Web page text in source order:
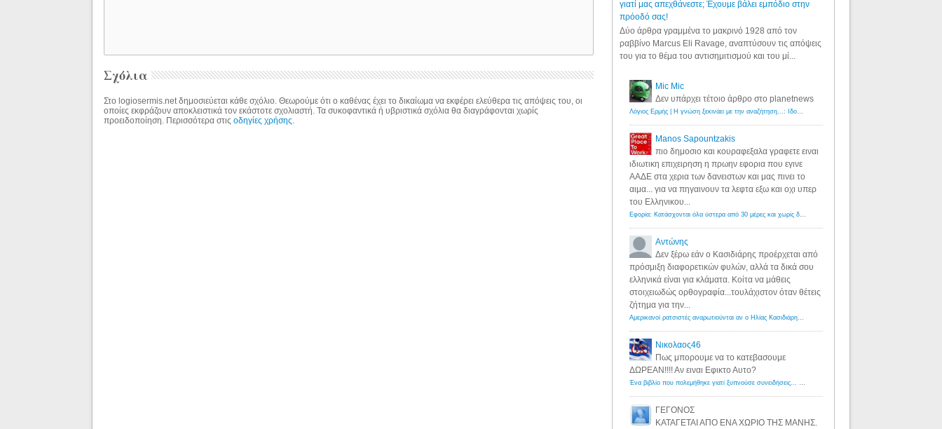
Σχόλια
Στο logiosermis.net δημοσιεύεται κάθε σχόλιο. Θεωρούμε ότι ο καθένας έχει το δικαίωμα να εκφέρει ελεύθερα τις απόψεις του, οι
οποίες εκφράζουν αποκλειστικά τον εκάστοτε σχολιαστή. Τα συκοφαντικά ή υβριστικά σχόλια θα διαγράφονται χωρίς
προειδοποίηση. Περισσότερα στιςοδηγίες χρήσης
γιατί μας απεχθάνεστε; Έχουμε βάλει εμπόδιο στην
πρόοδό σας!
Δύο άρθρα γραμμένα το μακρινό 1928 από τον
ραββίνο Marcus Eli Ravage, αναπτύσουν τις απόψεις
του για το θέμα του αντισημιτισμού και του μί...
Mic Mic
Δεν υπάρχει τέτοιο άρθρο στο planetnews
Λόγιος Ερμής | Η γνώση ξεκινάει με την αναζήτηση...: Ιδού οι 18 που χρωστούν 11 δις ευρώ!
Manos Sapountzakis
πιο δημοσιο και κουραφεξαλα γραφετε ειναι
ιδιωτικη επιχειρηση η πρωην εφορια που εγινε
ΑΑΔΕ στα χερια των δανειστων και μας πινει το
αιμα... για να πηγαινουν τα λεφτα εξω και οχι υπερ
του Ελληνικου...
Εφορία: Κατάσχονται όλα ύστερα από 30 μέρες και χωρίς δικαστικές αποφάσεις - Λόγιος Ερμής
Αντώνης
Δεν ξέρω εάν ο Κασιδιάρης προέρχεται από
πρόσμιξη διαφορετικών φυλών, αλλά τα δικά σου
ελληνικά είναι για κλάματα. Κοίτα να μάθεις
στοιχειωδώς ορθογραφία...τουλάχιστον όταν θέτεις
ζήτημα για την...
Αμερικανοί ρατσιστές αναρωτιούνται αν ο Ηλίας Κασιδιάρης ανήκει στη λευκή φυλή... - Λόγιος Ερμής
Νικολαος46
Πως μπορουμε να το κατεβασουμε
ΔΩΡΕΑΝ!!!! Αν ειναι Εφικτο Αυτο?
Ένα βιβλίο που πολεμήθηκε γιατί ξυπνούσε συνειδήσεις... - Λόγιος Ερμής | Η γνώση ξεκινάει με την αναζήτηση...
ΓΕΓΟΝΟΣ
ΚΑΤΑΓΕΤΑΙ ΑΠΟ ΕΝΑ ΧΩΡΙΟ ΤΗΣ ΜΑΝΗΣ.